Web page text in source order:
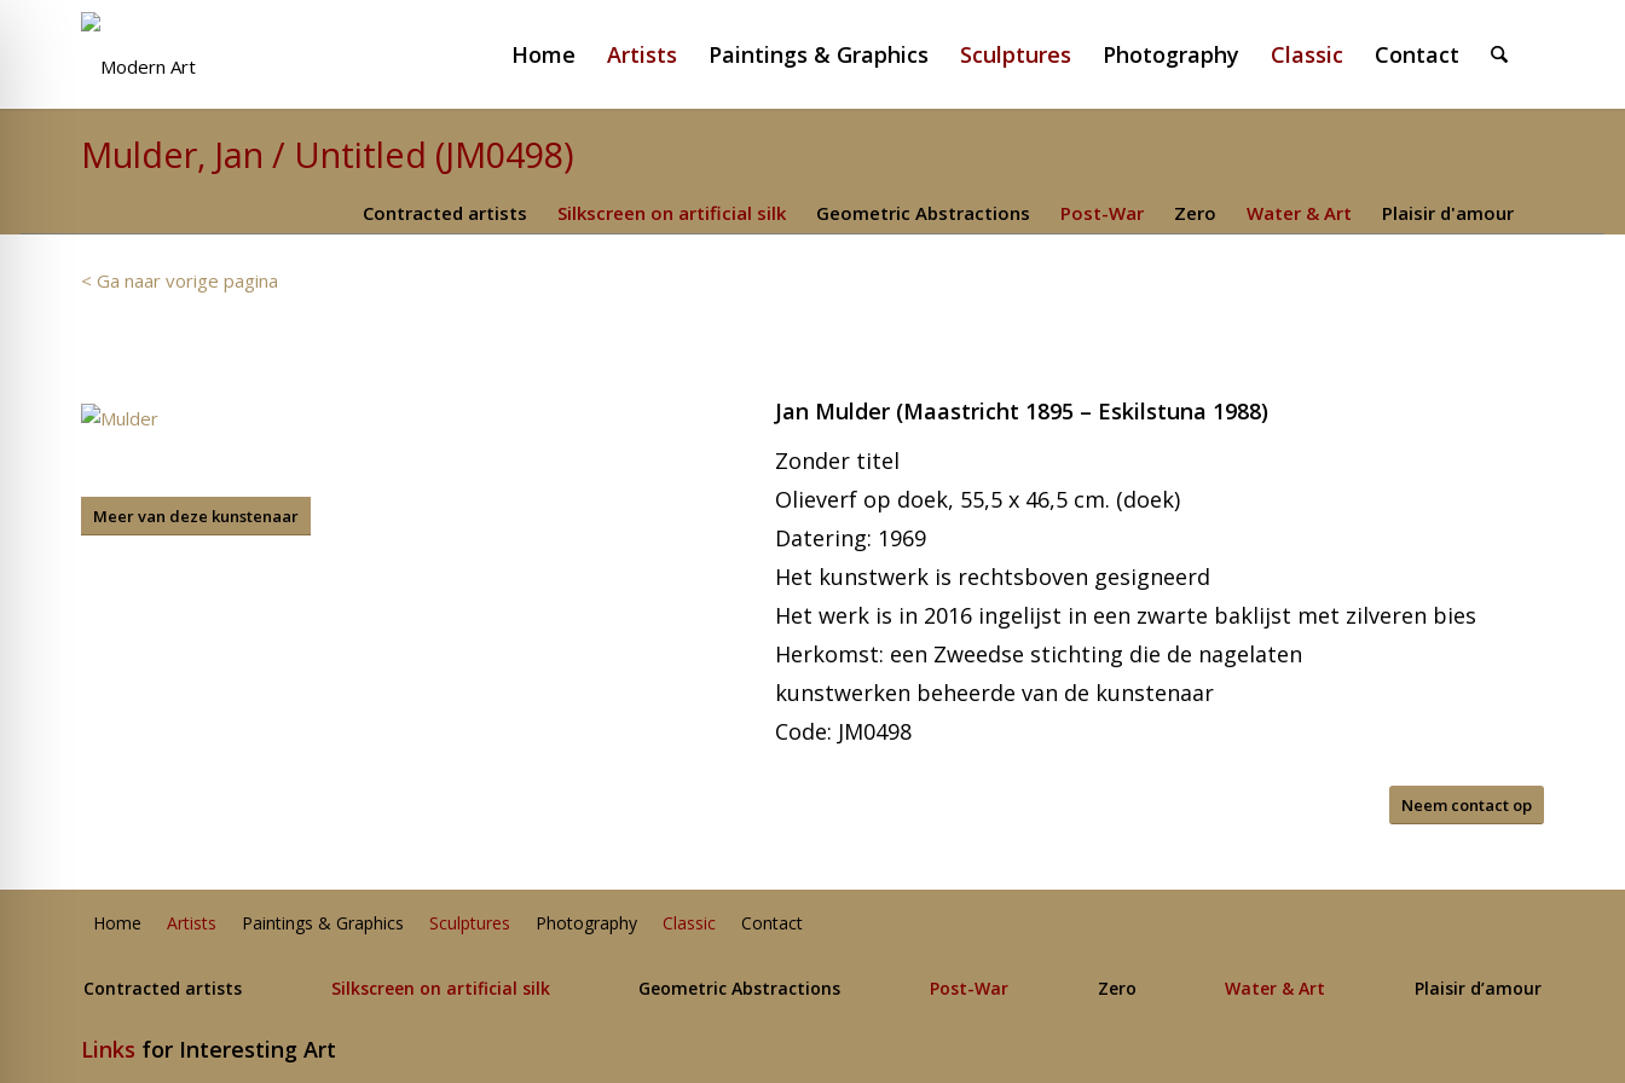
Home Artists Paintings & Graphics Sculptures Photography Classic Contact
Mulder, Jan / Untitled (JM0498)
Contracted artists Silkscreen on artificial silk Geometric Abstractions Post-War Zero Water & Art Plaisir d'amour
< Ga naar vorige pagina
Meer van deze kunstenaar
Jan Mulder (Maastricht 1895 – Eskilstuna 1988)
Zonder titel
Olieverf op doek, 55,5 x 46,5 cm. (doek)
Datering: 1969
Het kunstwerk is rechtsboven gesigneerd
Het werk is in 2016 ingelijst in een zwarte baklijst met zilveren bies
Herkomst: een Zweedse stichting die de nagelaten
kunstwerken beheerde van de kunstenaar
Code: JM0498
Neem contact op
Home Artists Paintings & Graphics Sculptures Photography Classic Contact
Contracted artists Silkscreen on artificial silk Geometric Abstractions Post-War Zero Water & Art Plaisir d’amour
Links for Interesting Art